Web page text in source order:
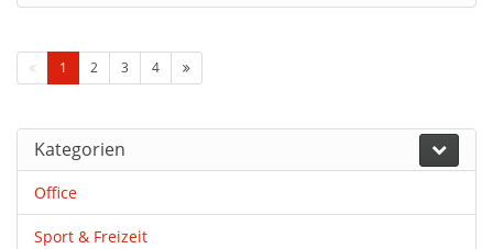
1 2 3 4
Kategorien
Office
Sport & Freizeit